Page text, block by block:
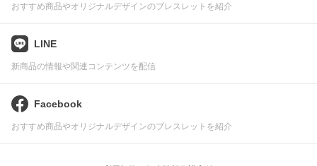
おすすめ商品やオリジナルデザインのブレスレットを紹介
LINE
新商品の情報や関連コンテンツを配信
Facebook
おすすめ商品やオリジナルデザインのブレスレットを紹介